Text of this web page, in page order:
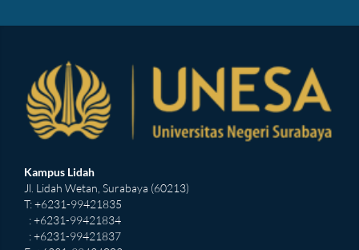
Kampus Lidah
Jl. Lidah Wetan, Surabaya (60213)
T: +6231-99421835
: +6231-99421834
: +6231-99421837